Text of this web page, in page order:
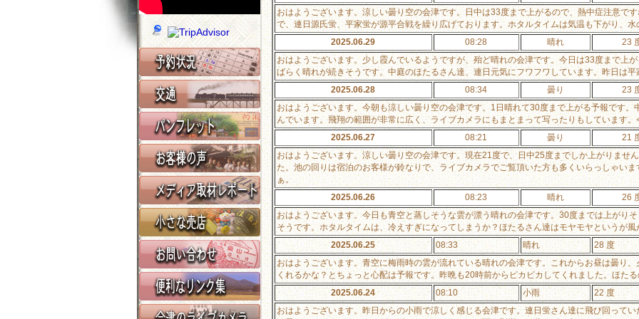
おはようございます。涼しい曇り空の会津です。日中は33度まで上がるので、熱中症注意で
で、連日源氏蛍、平家蛍が源平合戦を繰り広げております。ホタルタイムは気温も下がり、
2025.06.29
08:28 晴れ
23
おはようございます。少し霞んでいるようですが、殆ど晴れの会津です。今日は33度まで上
ばらく晴れが続きそうです。中庭のほたるさん達、連日元気にフワフワしています。昨日は
2025.06.28
08:34 曇り
23
おはようございます。今朝も涼しい曇り空の会津です。1日晴れて30度まで上がる予報です
んでいます。飛翔の範囲が非常に広く、ライブカメラにもまとまって写ったりもしています
2025.06.27
08:21 曇り
21
おはようございます。涼しい曇り空の会津です。現在21度で、日中25度までしか上がりませ
た。池の回りは宿泊のお客様が鈴なりで、ライブカメラでご覧頂いた方も多くいらっしゃい
ぁ。
2025.06.26
08:23 晴れ
26
おはようございます。今日も青空と蒸しそうな雲が漂う晴れの会津です。30度までは上がり
そうです。ホタルタイムは、冷えすぎになってしまうか？ほたるさん達はモヤモヤというが
2025.06.25
08:33 晴れ
28 度
おはようございます。青空に梅雨時の雲が流れている晴れの会津です。これからお昼は曇り
くれるかな？とちょっと心配は予報です。昨晩も20時前からピカピカしてくれました。ほた
2025.06.24
08:10 小雨
22 度
おはようございます。昨日からの小雨で涼しく感じる会津です。連日蛍さん達に飛び回って